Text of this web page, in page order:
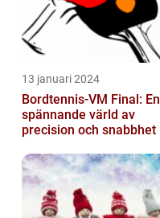
13 januari 2024
Bordtennis-VM Final: En
spännande värld av
precision och snabbhet